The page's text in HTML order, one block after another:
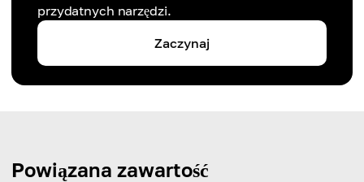
przydatnych narzędzi.
Zaczynaj
Powiązana zawartość